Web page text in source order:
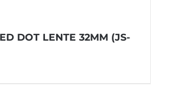
DOT LENTE 32MM (JS-